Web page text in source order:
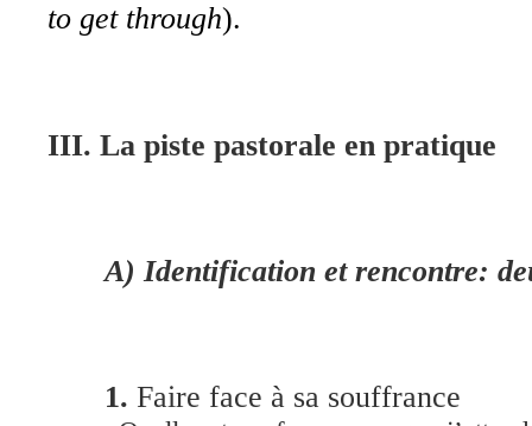
to get through).
III. La piste pastorale en pratique
A) Identification et rencontre:
1. Faire face à sa souffrance